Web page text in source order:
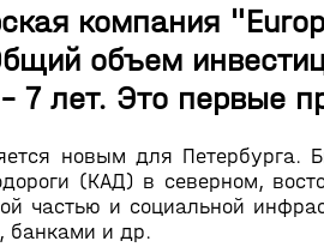
компания
объем
7 лет. Это первые
новым для
(КАД) в северном,
частью и социальной
банками и др.